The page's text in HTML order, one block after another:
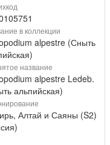
в коллекции
alpestre (Сныть
название
alpestre Ledeb.
альпийская)
Алтай и Саяны (S2)